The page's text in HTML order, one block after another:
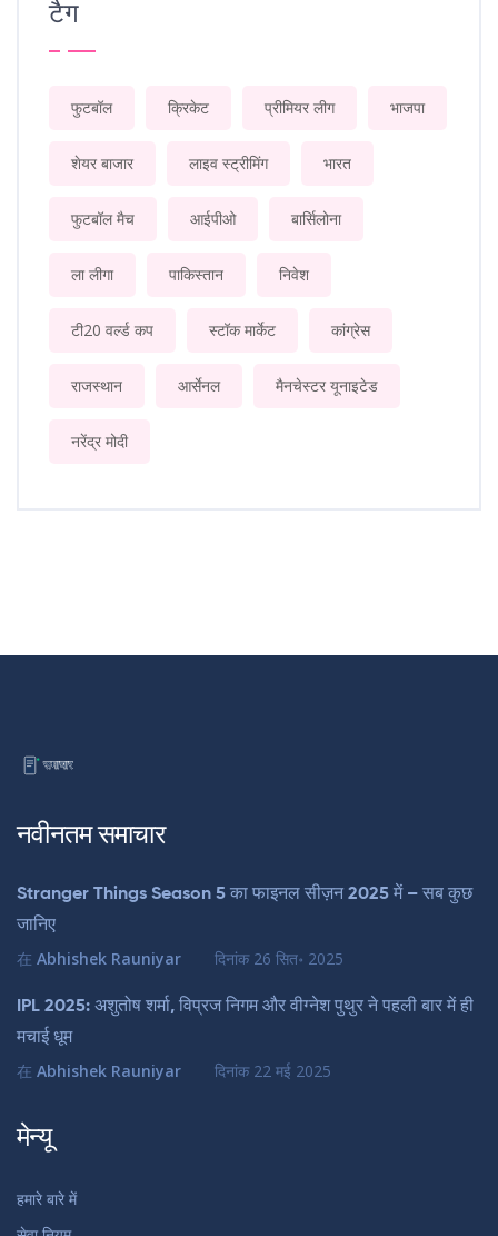
टैग
फुटबॉल क्रिकेट प्रीमियर लीग भाजपा
शेयर बाजार लाइव स्ट्रीमिंग भारत
फुटबॉल मैच आईपीओ बार्सिलोना
ला लीगा पाकिस्तान निवेश
टी20 वर्ल्ड कप स्टॉक मार्केट कांग्रेस
राजस्थान आर्सेनल मैनचेस्टर यूनाइटेड
नरेंद्र मोदी
नवीनतम समाचार
Stranger Things Season 5 का फाइनल सीज़न 2025 में – सब कुछ
जानिए
在 Abhishek Rauniyar दिनांक 26 सित॰ 2025
IPL 2025: अशुतोष शर्मा, विप्रज निगम और वीग्नेश पुथुर ने पहली बार में ही
मचाई धूम
在 Abhishek Rauniyar दिनांक 22 मई 2025
मेन्यू
हमारे बारे में